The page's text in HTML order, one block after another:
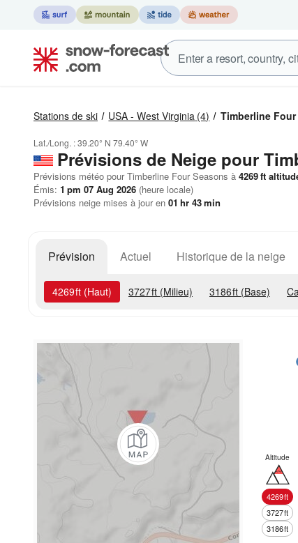
Stations de ski USA - West Virginia (4) Timberline
Lat./Long. :39.20° N 79.40° W
Prévisions de Neige pour
Prévisions météo pour Timberline Four Seasons à 4269ft
Émis: 1 pm 07 Aug 2026 (heure locale)
Prévisions neige mises à jour en 01 hr 43min
Prévision Actuel Historique de la neige
4269ft (Haut) 3727ft (Milieu) 3186ft (Base)
Altitude
4269ft
3727ft
3186ft